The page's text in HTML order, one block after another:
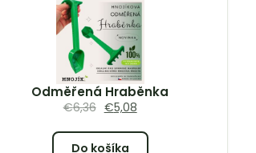
Odměřená Hraběnka
€6,36 €5,08
Do košíka